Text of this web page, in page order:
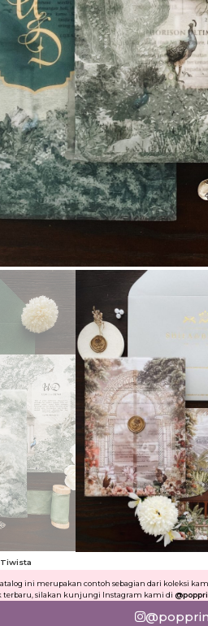
Tiwista
ini merupakan contoh sebagian dari koleksi
terbaru, silakan kunjungi Instagram kami di